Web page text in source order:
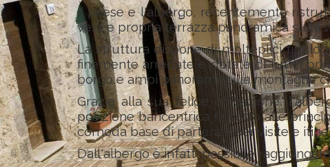
Il paese e l'albergo, recentemente
vera e propria terrazza panoramica sulla
La struttura dispone di molteplici
finemente arredate e dotate di tutti i
borgo e ampi panorami sulle montagne
Grazie alla sua felice ubicazione,
posizione baricentrica rispetto alle
comoda base di partenza per visite e
Dall'albergo è infatti possibile